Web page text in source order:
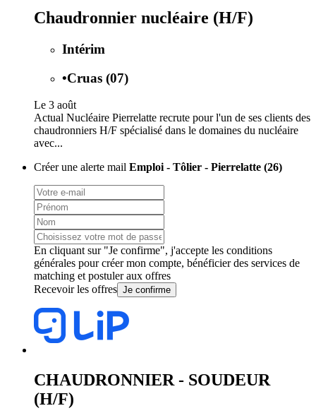
Chaudronnier nucléaire (H/F)
Intérim
•Cruas (07)
Le 3 août
Actual Nucléaire Pierrelatte recrute pour l'un de ses clients des
chaudronniers H/F spécialisé dans le domaines du nucléaire
avec...
Créer une alerte mail Emploi - Tôlier - Pierrelatte (26)
En cliquant sur "Je confirme", j'accepte les conditions
générales pour créer mon compte, bénéficier des services de
matching et postuler aux offres
Recevoir les offres Je confirme
CHAUDRONNIER - SOUDEUR
(H/F)